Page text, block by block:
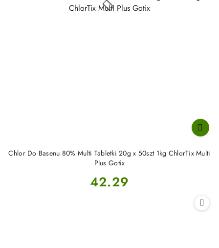
Chlor Do Basenu 80% Multi Tabletki 20g x 50szt 1kg ChlorTix Multi
Plus Gotix
Cena:
42.29